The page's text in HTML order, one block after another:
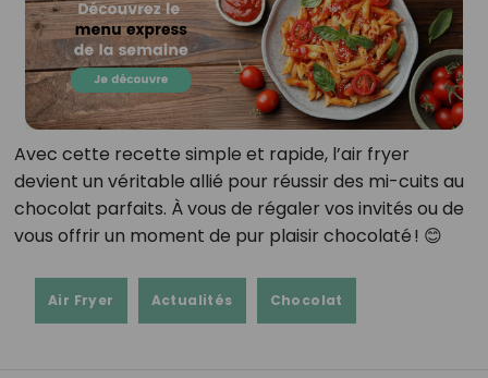
Avec cette recette simple et rapide, l’air fryer
devient un véritable allié pour réussir des mi-cuits au
chocolat parfaits. À vous de régaler vos invités ou de
vous offrir un moment de pur plaisir chocolaté ! 😊
Air Fryer Actualités Chocolat